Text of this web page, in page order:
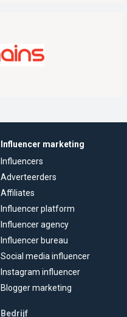
Influencer marketing
Influencers
Adverteerders
Affiliates
Influencer platform
Influencer agency
Influencer bureau
Social media influencer
Instagram influencer
Blogger marketing
Bedrijf